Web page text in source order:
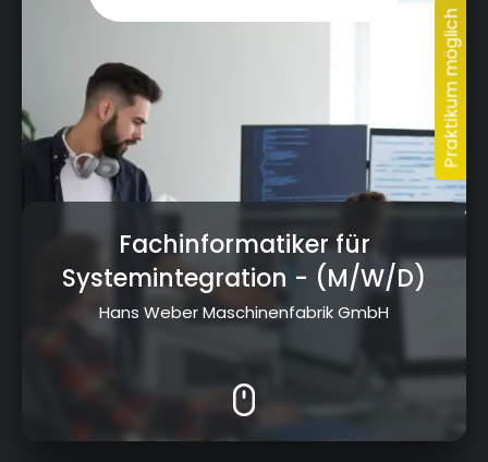
Fachinformatiker für
Systemintegration - (M/W/D)
Hans Weber Maschinenfabrik GmbH